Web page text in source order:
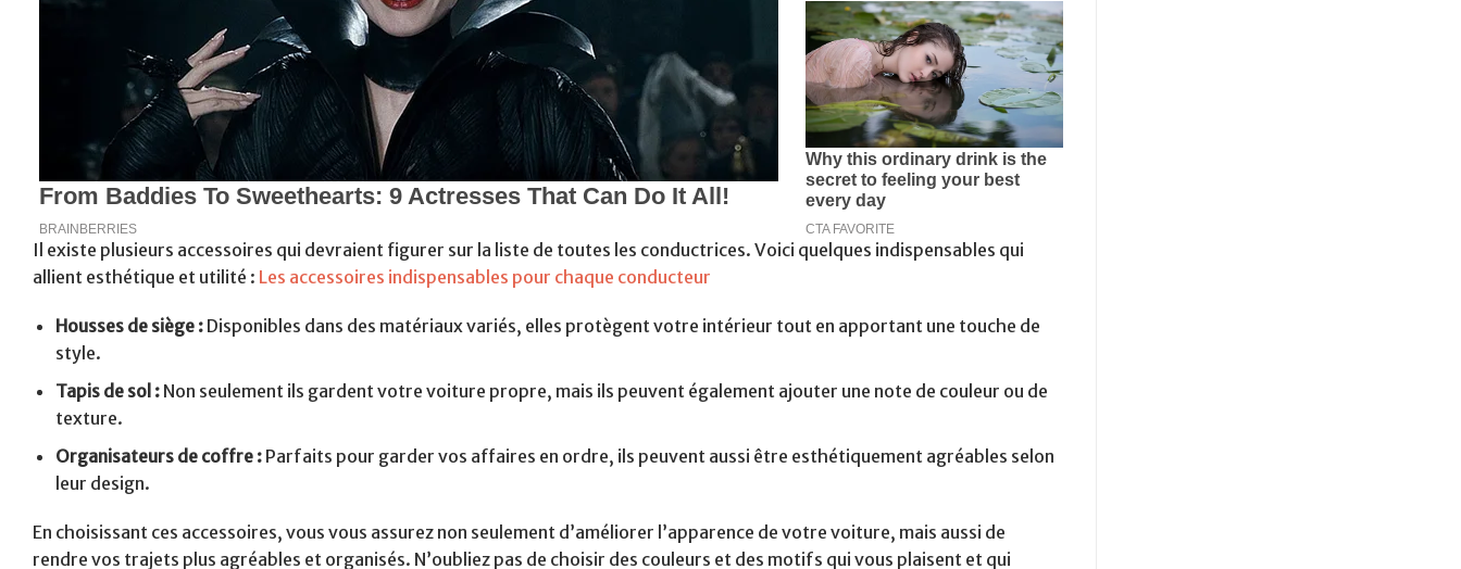
Il existe plusieurs accessoires qui devraient figurer sur la liste de toutes les conductrices. Voici quelques indispensables qui
allient esthétique et utilité : Les accessoires indispensables pour chaque conducteur
Housses de siège :Disponibles dans des matériaux variés, elles protègent votre intérieur tout en apportant une touche de
style.
Tapis de sol :Non seulement ils gardent votre voiture propre, mais ils peuvent également ajouter une note de couleur ou de
texture.
Organisateurs de coffre :Parfaits pour garder vos affaires en ordre, ils peuvent aussi être esthétiquement agréables selon
leur design.
En choisissant ces accessoires, vous vous assurez non seulement d’améliorer l’apparence de votre voiture, mais aussi de
rendre vos trajets plus agréables et organisés. N’oubliez pas de choisir des couleurs et des motifs qui vous plaisent et qui